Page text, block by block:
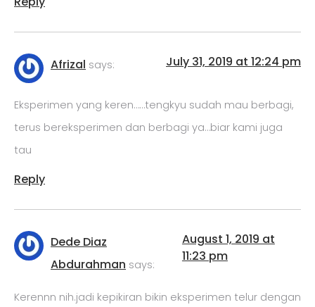
Afrizal says: July 31, 2019 at 12:24 pm
Eksperimen yang keren……tengkyu sudah mau berbagi,
terus bereksperimen dan berbagi ya…biar kami juga
tau
Reply
Dede Diaz
Abdurahman says:
August 1, 2019 at
11:23 pm
Kerennn nih.jadi kepikiran bikin eksperimen telur dengan